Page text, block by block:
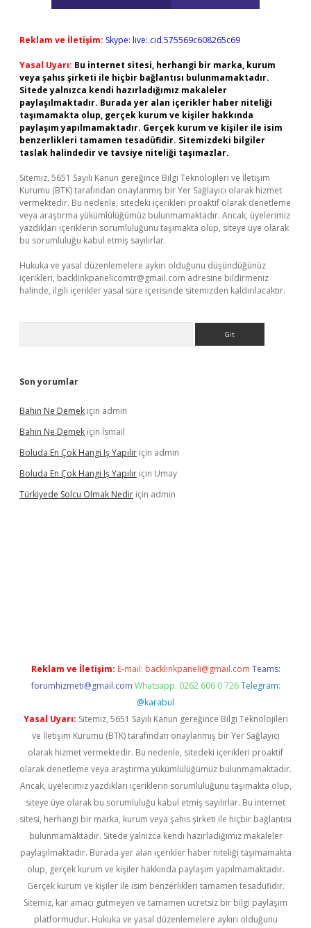
Reklam ve İletişim: Skype: live:.cid.575569c608265c69
Yasal Uyarı: Bu internet sitesi, herhangi bir marka, kurum
veya şahıs şirketi ile hiçbir bağlantısı bulunmamaktadır.
Sitede yalnızca kendi hazırladığımız makaleler
paylaşılmaktadır. Burada yer alan içerikler haber niteliği
taşımamakta olup, gerçek kurum ve kişiler hakkında
paylaşım yapılmamaktadır. Gerçek kurum ve kişiler ile isim
benzerlikleri tamamen tesadüfidir. Sitemizdeki bilgiler
taslak halindedir ve tavsiye niteliği taşımazlar.
Sitemiz, 5651 Sayılı Kanun gereğince Bilgi Teknolojileri ve İletişim
Kurumu (BTK) tarafından onaylanmış bir Yer Sağlayıcı olarak hizmet
vermektedir. Bu nedenle, sitedeki içerikleri proaktif olarak denetleme
veya araştırma yükümlülüğümüz bulunmamaktadır. Ancak, üyelerimiz
yazdıkları içeriklerin sorumluluğunu taşımakta olup, siteye üye olarak
bu sorumluluğu kabul etmiş sayılırlar.
Hukuka ve yasal düzenlemelere aykırı olduğunu düşündüğünüz
içerikleri, backlinkpanelicomtr@gmail.com adresine bildirmeniz
halinde, ilgili içerikler yasal süre içerisinde sitemizden kaldırılacaktır.
Son yorumlar
Bahın Ne Demek için admin
Bahın Ne Demek için İsmail
Boluda En Çok Hangi Iş Yapılır için admin
Boluda En Çok Hangi Iş Yapılır için Umay
Türkiyede Solcu Olmak Nedir için admin
Reklam ve İletişim: E-mail: backlinkpaneli@gmail.com Teams:
forumhizmeti@gmail.com Whatsapp: 0262 606 0 726 Telegram:
@karabul
Yasal Uyarı: Sitemiz, 5651 Sayılı Kanun gereğince Bilgi Teknolojileri
ve İletişim Kurumu (BTK) tarafından onaylanmış bir Yer Sağlayıcı
olarak hizmet vermektedir. Bu nedenle, sitedeki içerikleri proaktif
olarak denetleme veya araştırma yükümlülüğümüz bulunmamaktadır.
Ancak, üyelerimiz yazdıkları içeriklerin sorumluluğunu taşımakta olup,
siteye üye olarak bu sorumluluğu kabul etmiş sayılırlar. Bu internet
sitesi, herhangi bir marka, kurum veya şahıs şirketi ile hiçbir bağlantısı
bulunmamaktadır. Sitede yalnızca kendi hazırladığımız makaleler
paylaşılmaktadır. Burada yer alan içerikler haber niteliği taşımamakta
olup, gerçek kurum ve kişiler hakkında paylaşım yapılmamaktadır.
Gerçek kurum ve kişiler ile isim benzerlikleri tamamen tesadüfidir.
Sitemiz, kar amacı gütmeyen ve tamamen ücretsiz bir bilgi paylaşım
platformudur. Hukuka ve yasal düzenlemelere aykırı olduğunu